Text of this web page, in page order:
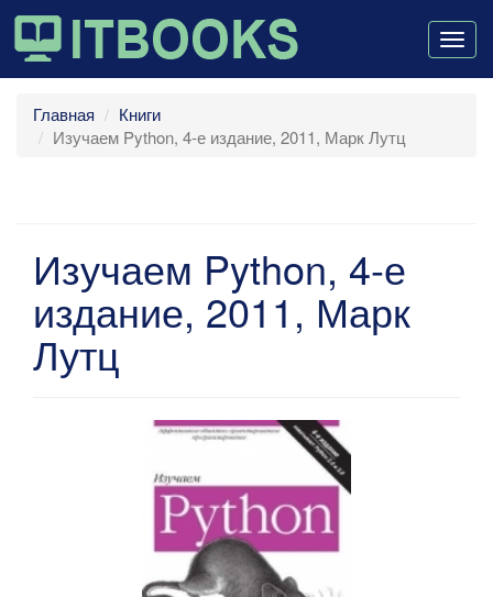
Главная
Книги
Изучаем Python, 4-е издание, 2011, Марк Лутц
Изучаем Python, 4-е
издание, 2011, Марк
Лутц